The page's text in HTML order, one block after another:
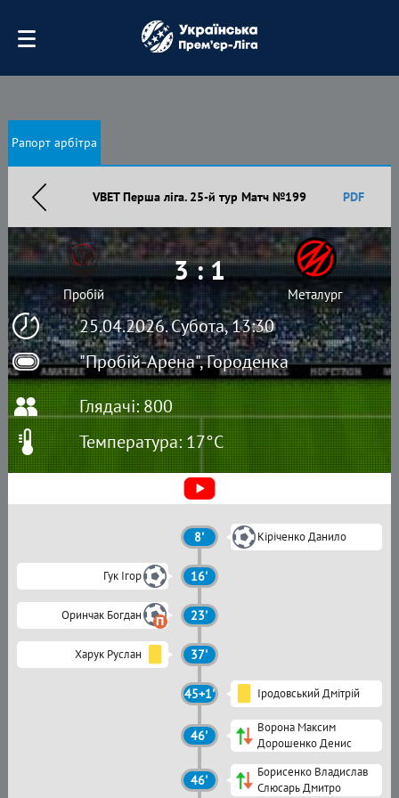
Рапорт арбітра
VBET Перша ліга. 25-й тур Матч №199 PDF
25.04.2026. Субота, 13:30
"Пробій-Арена", Городенка
Пробій
3 : 1
Металург
Глядачі: 800
Температура: 17°C
8' Кіріченко Данило
Гук Ігор 16'
Оринчак Богдан 23'
Харук Руслан 37'
45+1' Іродовський Дмітрій
46'
Ворона Максим
Дорошенко Денис
46'
Борисенко Владислав
Слюсарь Дмитро